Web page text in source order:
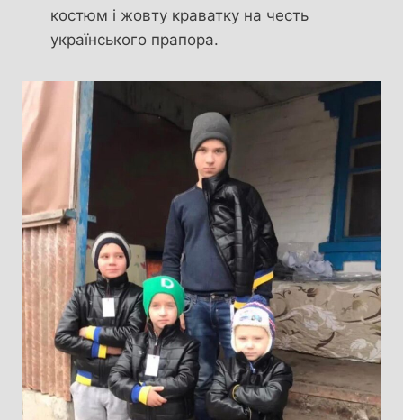
костюм і жовту краватку на честь
українського прапора.